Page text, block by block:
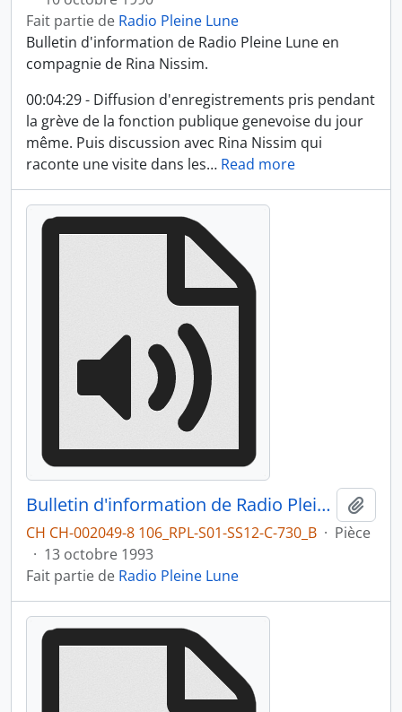
Fait partie de Radio Pleine Lune
Bulletin d'information de Radio Pleine Lune en
compagnie de Rina Nissim.
00:04:29 - Diffusion d'enregistrements pris pendant
la grève de la fonction publique genevoise du jour
même. Puis discussion avec Rina Nissim qui
raconte une visite dans les… Read more
Bulletin d'information de Radio Pleine Lune du 13.10.1993
CH CH-002049-8 106_RPL-S01-SS12-C-730_B · Pièce
· 13 octobre 1993
Fait partie de Radio Pleine Lune